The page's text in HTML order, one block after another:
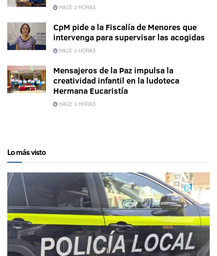
HACE 3 HORAS
CpM pide a la Fiscalía de Menores que
intervenga para supervisar las acogidas
HACE 3 HORAS
Mensajeros de la Paz impulsa la
creatividad infantil en la ludoteca
Hermana Eucaristía
HACE 3 HORAS
Lo más visto